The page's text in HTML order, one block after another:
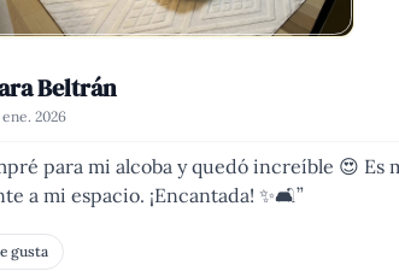
Beltrán
ene. 2026
para mi alcoba y quedó increíble 😍 Es
a mi espacio. ¡Encantada! ✨🛋️”
gusta